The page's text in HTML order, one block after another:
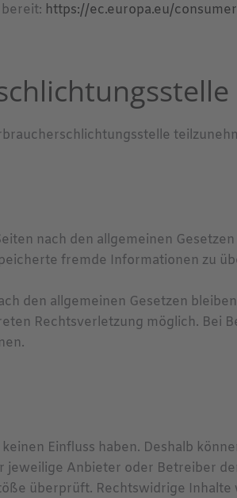
https://ec.europa.eu/
nach den allgemeinen
fremde Informationen zu
den allgemeinen Gesetzen
Rechtsverletzung möglich. Bei
Einfluss haben. Deshalb
Anbieter oder Betreiber
überprüft. Rechtswidrige